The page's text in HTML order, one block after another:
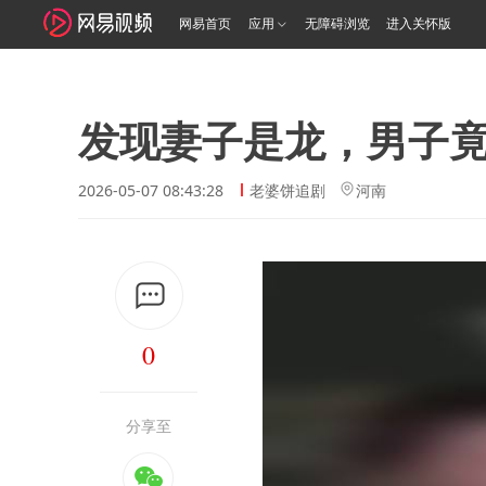
网易首页 应用 无障碍浏览 进入关怀版
发现妻子是龙，男子
2026-05-07 08:43:28 老婆饼追剧 河南
0
分享至